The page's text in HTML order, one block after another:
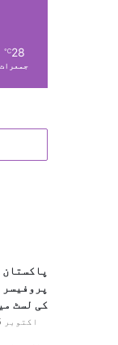
28
℃
جمعرات
پاکستان
کی لسٹ
اکتوبر 5, 2023